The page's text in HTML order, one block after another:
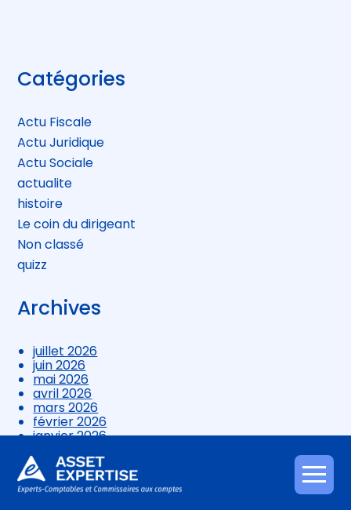
Aller
au
Blog
sidebar
Catégories
Actu Fiscale
Actu Juridique
Actu Sociale
actualite
histoire
Le coin du dirigeant
Non classé
quizz
Archives
juillet 2026
juin 2026
mai 2026
avril 2026
mars 2026
février 2026
janvier 2026
novembre 2025
octobre 2025
septembre 2025